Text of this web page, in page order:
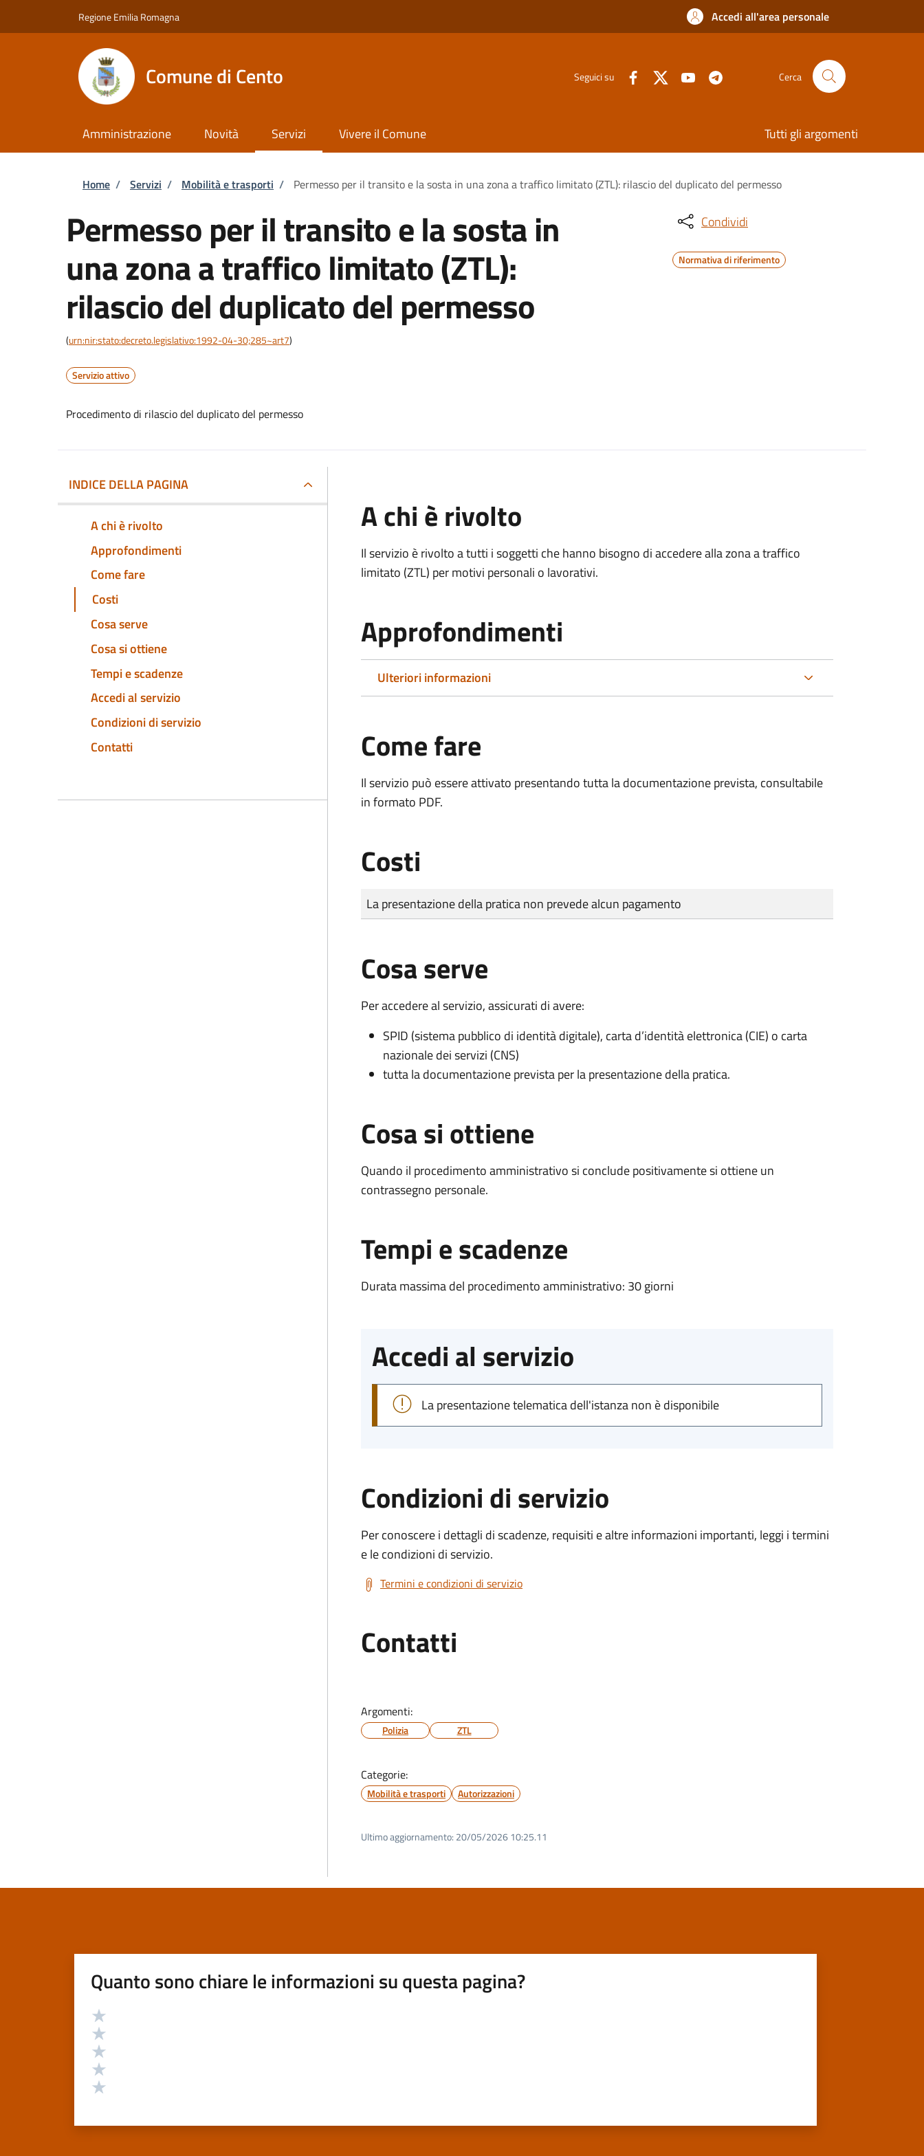
Regione Emilia Romagna Accedi all'area personale
Comune di Cento Seguici su Cerca
Amministrazione Novità Servizi Vivere il Comune Tutti gli argomenti
Briciole di pane
Home / Servizi / Mobilità e trasporti / Permesso per il transito e la sosta in una zona a traffico limitato (ZTL): rilascio del duplicato del permesso
Permesso per il transito e la sosta in
una zona a traffico limitato (ZTL):
rilascio del duplicato del permesso
(urn:nir:stato:decreto.legislativo:1992-04-30;285~art7)
Servizio attivo
Procedimento di rilascio del duplicato del permesso
Condividi
Normativa di riferimento
INDICE DELLA PAGINA
A chi è rivolto
Approfondimenti
Come fare
Costi
Cosa serve
Cosa si ottiene
Tempi e scadenze
Accedi al servizio
Condizioni di servizio
Contatti
A chi è rivolto
Il servizio è rivolto a tutti i soggetti che hanno bisogno di accedere alla zona a traffico
limitato (ZTL) per motivi personali o lavorativi.
Approfondimenti
Ulteriori informazioni
Come fare
Il servizio può essere attivato presentando tutta la documentazione prevista, consultabile
in formato PDF.
Costi
Tipo di pagamento
Importo
La presentazione della pratica non prevede alcun pagamento
Cosa serve
Per accedere al servizio, assicurati di avere:
SPID (sistema pubblico di identità digitale), carta d’identità elettronica (CIE) o carta
nazionale dei servizi (CNS)
tutta la documentazione prevista per la presentazione della pratica.
Cosa si ottiene
Quando il procedimento amministrativo si conclude positivamente si ottiene un
contrassegno personale.
Tempi e scadenze
Durata massima del procedimento amministrativo: 30 giorni
Accedi al servizio
La presentazione telematica dell'istanza non è disponibile
Condizioni di servizio
Per conoscere i dettagli di scadenze, requisiti e altre informazioni importanti, leggi i termini
e le condizioni di servizio.
Termini e condizioni di servizio
Contatti
Argomenti:
Polizia ZTL
Categorie:
Mobilità e trasporti Autorizzazioni
Ultimo aggiornamento: 20/05/2026 10:25.11
Quanto sono chiare le informazioni su questa pagina?
Valutazione